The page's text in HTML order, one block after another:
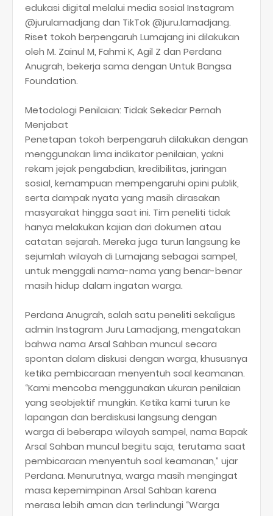
edukasi digital melalui media sosial Instagram
@jurulamadjang dan TikTok @juru.lamadjang.
Riset tokoh berpengaruh Lumajang ini dilakukan
oleh M. Zainul M, Fahmi K, Agil Z dan Perdana
Anugrah, bekerja sama dengan Untuk Bangsa
Foundation.
Metodologi Penilaian: Tidak Sekedar Pernah
Menjabat
Penetapan tokoh berpengaruh dilakukan dengan
menggunakan lima indikator penilaian, yakni
rekam jejak pengabdian, kredibilitas, jaringan
sosial, kemampuan mempengaruhi opini publik,
serta dampak nyata yang masih dirasakan
masyarakat hingga saat ini. Tim peneliti tidak
hanya melakukan kajian dari dokumen atau
catatan sejarah. Mereka juga turun langsung ke
sejumlah wilayah di Lumajang sebagai sampel,
untuk menggali nama-nama yang benar-benar
masih hidup dalam ingatan warga.
Perdana Anugrah, salah satu peneliti sekaligus
admin Instagram Juru Lamadjang, mengatakan
bahwa nama Arsal Sahban muncul secara
spontan dalam diskusi dengan warga, khususnya
ketika pembicaraan menyentuh soal keamanan.
“Kami mencoba menggunakan ukuran penilaian
yang seobjektif mungkin. Ketika kami turun ke
lapangan dan berdiskusi langsung dengan
warga di beberapa wilayah sampel, nama Bapak
Arsal Sahban muncul begitu saja, terutama saat
pembicaraan menyentuh soal keamanan,” ujar
Perdana. Menurutnya, warga masih mengingat
masa kepemimpinan Arsal Sahban karena
merasa lebih aman dan terlindungi “Warga